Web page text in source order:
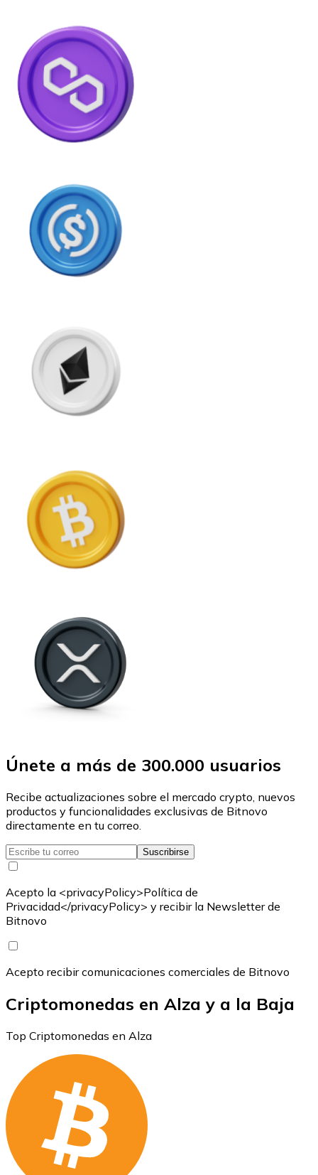
Únete a más de 300.000 usuarios
Recibe actualizaciones sobre el mercado crypto, nuevos
productos y funcionalidades exclusivas de Bitnovo
directamente en tu correo.
Suscribirse
Acepto la <privacyPolicy>Política de
Privacidad</privacyPolicy> y recibir la Newsletter de
Bitnovo
Acepto recibir comunicaciones comerciales de Bitnovo
Criptomonedas en Alza y a la Baja
Top Criptomonedas en Alza